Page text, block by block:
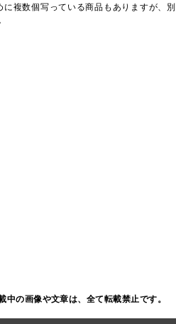
複数個写っている商品もありますが、別
中の画像や文章は、全て転載禁止です。